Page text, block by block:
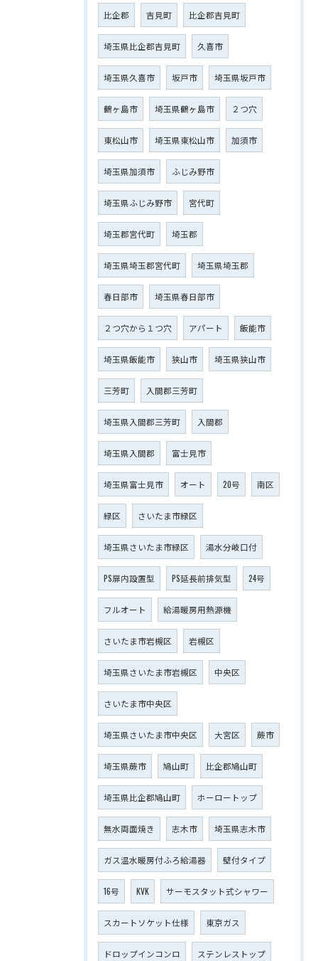
比企郡 吉見町 比企郡吉見町
埼玉県比企郡吉見町 久喜市
埼玉県久喜市 坂戸市 埼玉県坂戸市
鶴ヶ島市 埼玉県鶴ヶ島市 ２つ穴
東松山市 埼玉県東松山市 加須市
埼玉県加須市 ふじみ野市
埼玉県ふじみ野市 宮代町
埼玉郡宮代町 埼玉郡
埼玉県埼玉郡宮代町 埼玉県埼玉郡
春日部市 埼玉県春日部市
２つ穴から１つ穴 アパート 飯能市
埼玉県飯能市 狭山市 埼玉県狭山市
三芳町 入間郡三芳町
埼玉県入間郡三芳町 入間郡
埼玉県入間郡 富士見市
埼玉県富士見市 オート 20号 南区
緑区 さいたま市緑区
埼玉県さいたま市緑区 湯水分岐口付
PS扉内設置型 PS延長前排気型 24号
フルオート 給湯暖房用熱源機
さいたま市岩槻区 岩槻区
埼玉県さいたま市岩槻区 中央区
さいたま市中央区
埼玉県さいたま市中央区 大宮区 蕨市
埼玉県蕨市 鳩山町 比企郡鳩山町
埼玉県比企郡鳩山町 ホーロートップ
無水両面焼き 志木市 埼玉県志木市
ガス温水暖房付ふろ給湯器 壁付タイプ
16号 KVK サーモスタット式シャワー
スカートソケット仕様 東京ガス
ドロップインコンロ ステンレストップ